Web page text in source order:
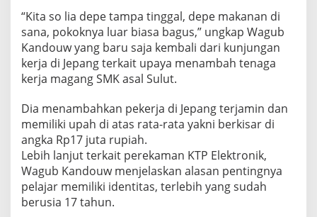
t
P
a
t
a
P
e
r
e
k
a
m
n
“Kita so lia depe tampa tinggal, depe makanan di
sana, pokoknya luar biasa bagus,” ungkap Wagub
Kandouw yang baru saja kembali dari kunjungan
kerja di Jepang terkait upaya menambah tenaga
kerja magang SMK asal Sulut.
Dia menambahkan pekerja di Jepang terjamin dan
memiliki upah di atas rata-rata yakni berkisar di
angka Rp17 juta rupiah.
Lebih lanjut terkait perekaman KTP Elektronik,
Wagub Kandouw menjelaskan alasan pentingnya
pelajar memiliki identitas, terlebih yang sudah
berusia 17 tahun.